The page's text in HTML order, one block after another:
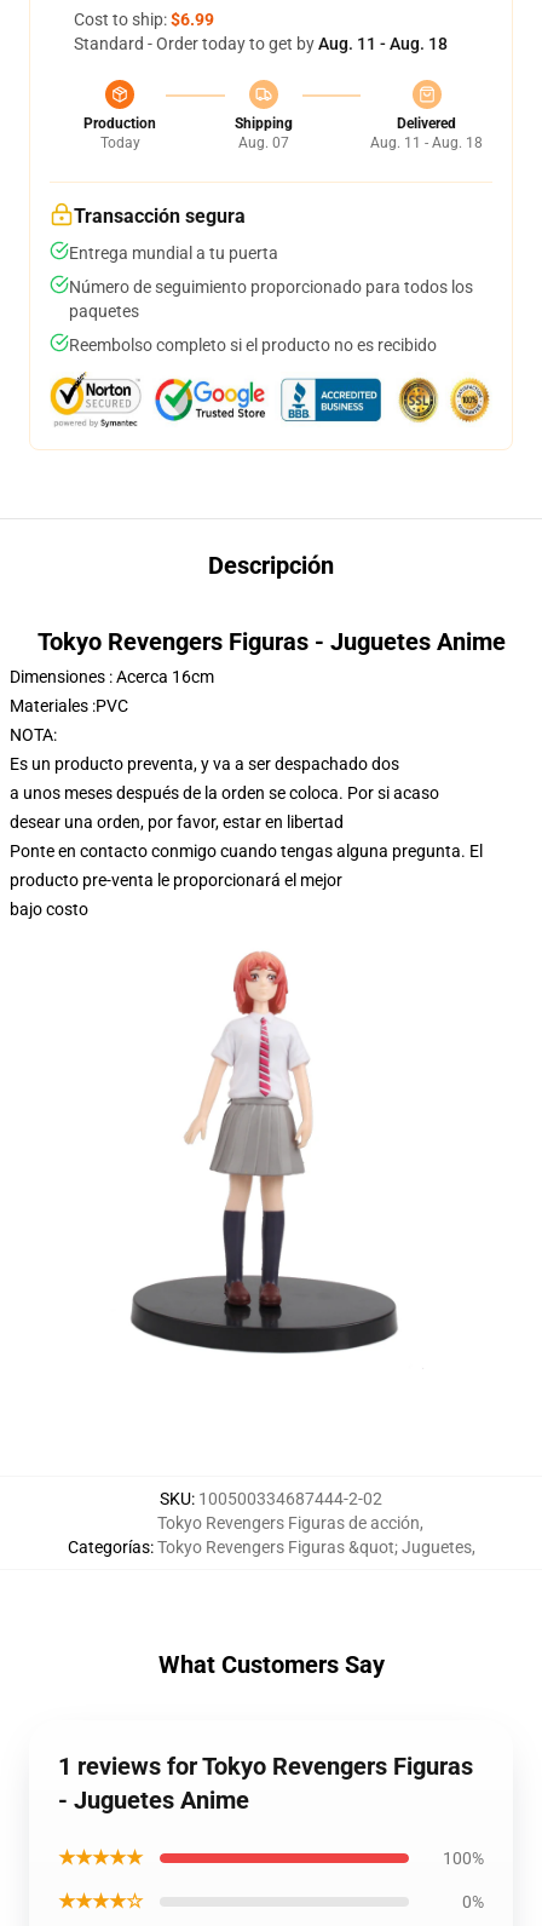
Cost to ship:$6.99
Standard - Order today to get byAug. 11 - Aug. 18
Production
Today
Shipping
Aug. 07
Delivered
Aug. 11 - Aug. 18
Transacción segura
Entrega mundial a tu puerta
Número de seguimiento proporcionado para todos los
paquetes
Reembolso completo si el producto no es recibido
Descripción
Tokyo Revengers Figuras - Juguetes Anime
Dimensiones : Acerca 16cm
Materiales :PVC
NOTA:
Es un producto preventa, y va a ser despachado dos
a unos meses después de la orden se coloca. Por si acaso
desear una orden, por favor, estar en libertad
Ponte en contacto conmigo cuando tengas alguna pregunta. El
producto pre-venta le proporcionará el mejor
bajo costo
SKU: 100500334687444-2-02
Categorías:
Tokyo Revengers Figuras de acción,
Tokyo Revengers Figuras &quot; Juguetes,
What Customers Say
1 reviews for Tokyo Revengers Figuras
- Juguetes Anime
★★★★★ 100%
★★★★☆ 0%